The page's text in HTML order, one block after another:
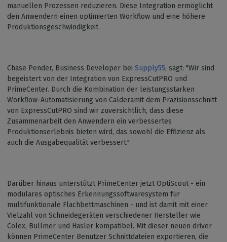
manuellen Prozessen reduzieren. Diese Integration ermöglicht
den Anwendern einen optimierten Workflow und eine höhere
Produktionsgeschwindigkeit.
Chase Pender, Business Developer bei Supply55, sagt: "Wir sind
begeistert von der Integration von ExpressCutPRO und
PrimeCenter. Durch die Kombination der leistungsstarken
Workflow-Automatisierung von Calderamit dem Präzisionsschnitt
von ExpressCutPRO sind wir zuversichtlich, dass diese
Zusammenarbeit den Anwendern ein verbessertes
Produktionserlebnis bieten wird, das sowohl die Effizienz als
auch die Ausgabequalität verbessert."
Darüber hinaus unterstützt PrimeCenter jetzt OptiScout - ein
modulares optisches Erkennungssoftwaresystem für
multifunktionale Flachbettmaschinen - und ist damit mit einer
Vielzahl von Schneidegeräten verschiedener Hersteller wie
Colex, Bullmer und Hasler kompatibel. Mit dieser neuen driver
können PrimeCenter Benutzer Schnittdateien exportieren, die